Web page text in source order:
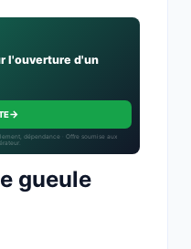
l'ouverture d'un
→
dépendance · Offre soumise aux
gueule